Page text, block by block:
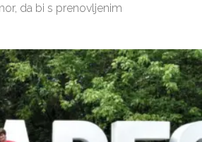
da bi s prenovljenim